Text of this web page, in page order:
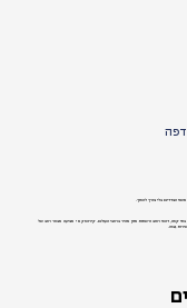
צורך להפוך.
רחוב ורשתות מזון מהיר ברחבי העולם. קירוסקאי מציעה מבחר רחב של